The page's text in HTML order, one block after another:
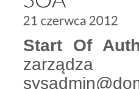
Start Of